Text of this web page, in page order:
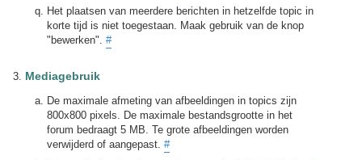
Het plaatsen van meerdere berichten in hetzelfde topic in
korte tijd is niet toegestaan. Maak gebruik van de knop
"bewerken". #
Mediagebruik
De maximale afmeting van afbeeldingen in topics zijn
800x800 pixels. De maximale bestandsgrootte in het
forum bedraagt 5 MB. Te grote afbeeldingen worden
verwijderd of aangepast. #